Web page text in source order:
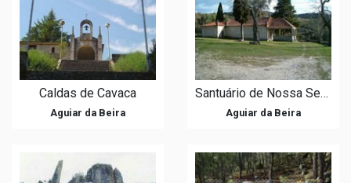
Caldas de Cavaca
Aguiar da Beira
Santuário de Nossa Senhora dos Verdes
Aguiar da Beira